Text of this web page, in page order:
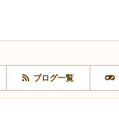
ブログ一覧